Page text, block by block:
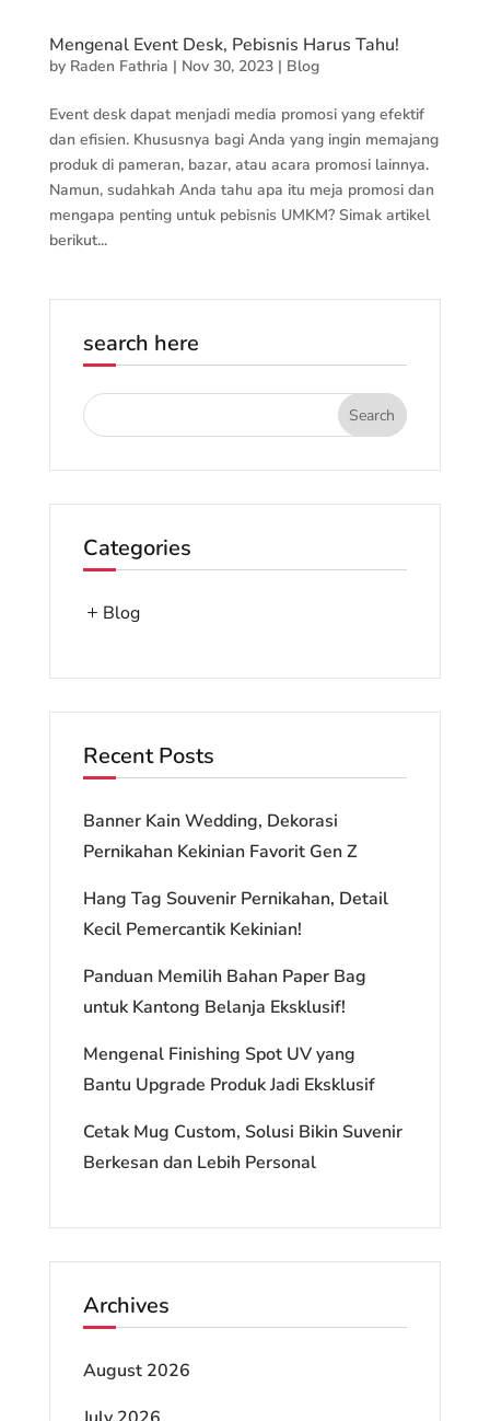
Mengenal Event Desk, Pebisnis Harus Tahu!
by Raden Fathria | Nov 30, 2023| Blog
Event desk dapat menjadi media promosi yang efektif
dan efisien. Khususnya bagi Anda yang ingin memajang
produk di pameran, bazar, atau acara promosi lainnya.
Namun, sudahkah Anda tahu apa itu meja promosi dan
mengapa penting untuk pebisnis UMKM? Simak artikel
berikut...
search here
Categories
Blog
Recent Posts
Banner Kain Wedding, Dekorasi
Pernikahan Kekinian Favorit Gen Z
Hang Tag Souvenir Pernikahan, Detail
Kecil Pemercantik Kekinian!
Panduan Memilih Bahan Paper Bag
untuk Kantong Belanja Eksklusif!
Mengenal Finishing Spot UV yang
Bantu Upgrade Produk Jadi Eksklusif
Cetak Mug Custom, Solusi Bikin Suvenir
Berkesan dan Lebih Personal
Archives
August 2026